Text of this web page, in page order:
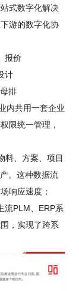
式数字化解决
游的数字化协
报价
计
排
内共用一套企业
限统一管理，
料、方案、项目
。这种数据流
响应速度；
流PLM、ERP系
，实现了跨系